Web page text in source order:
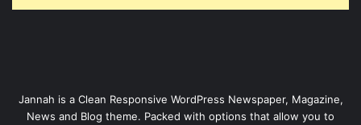
Jannah is a Clean Responsive WordPress Newspaper, Magazine,
News and Blog theme. Packed with options that allow you to